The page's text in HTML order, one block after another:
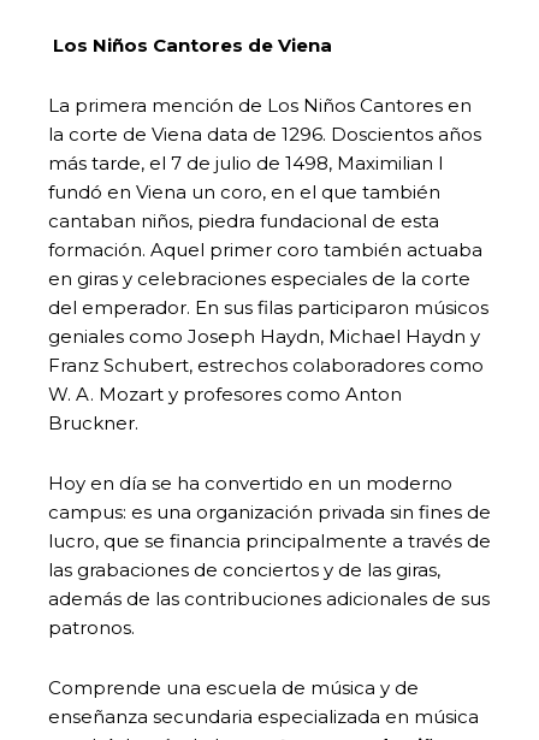
Los Niños Cantores de Viena
La primera mención de Los Niños Cantores en
la corte de Viena data de 1296. Doscientos años
más tarde, el 7 de julio de 1498, Maximilian I
fundó en Viena un coro, en el que también
cantaban niños, piedra fundacional de esta
formación. Aquel primer coro también actuaba
en giras y celebraciones especiales de la corte
del emperador. En sus filas participaron músicos
geniales como Joseph Haydn, Michael Haydn y
Franz Schubert, estrechos colaboradores como
W. A. Mozart y profesores como Anton
Bruckner.
Hoy en día se ha convertido en un moderno
campus: es una organización privada sin fines de
lucro, que se financia principalmente a través de
las grabaciones de conciertos y de las giras,
además de las contribuciones adicionales de sus
patronos.
Comprende una escuela de música y de
enseñanza secundaria especializada en música